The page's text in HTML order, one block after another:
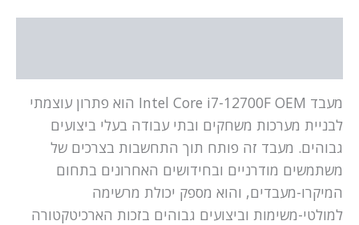
מעבד Intel Core i7-12700F OEM הוא פתרון עוצמתי
לבניית מערכות משחקים ובתי עבודה בעלי ביצועים
גבוהים. מעבד זה פותח תוך התחשבות בצרכים של
משתמשים מודרניים ובחידושים האחרונים בתחום
המיקרו-מעבדים, והוא מספק יכולת מרשימה
למולטי-משימות וביצועים גבוהים בזכות הארכיטקטורה